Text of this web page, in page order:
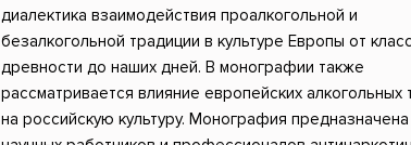
диалектика взаимодействия проалкогольной и
безалкогольной традиции в культуре Европы от
древности до наших дней. В монографии также
рассматривается влияние европейских алкогольных
на российскую культуру. Монография